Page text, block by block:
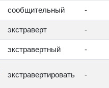
сообщительный -
экстраверт -
экстравертный -
экстравертировать -